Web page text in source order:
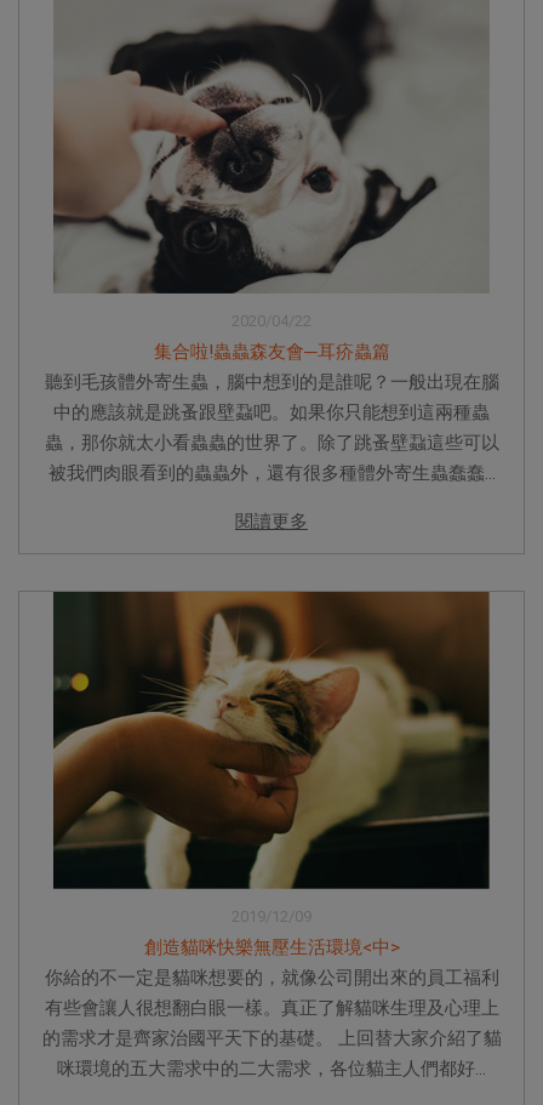
2020/04/22
集合啦!蟲蟲森友會─耳疥蟲篇
聽到毛孩體外寄生蟲，腦中想到的是誰呢？一般出現在腦
中的應該就是跳蚤跟壁蝨吧。如果你只能想到這兩種蟲
蟲，那你就太小看蟲蟲的世界了。除了跳蚤壁蝨這些可以
被我們肉眼看到的蟲蟲外，還有很多種體外寄生蟲蠢蠢...
閱讀更多
2019/12/09
創造貓咪快樂無壓生活環境<中>
你給的不一定是貓咪想要的，就像公司開出來的員工福利
有些會讓人很想翻白眼一樣。真正了解貓咪生理及心理上
的需求才是齊家治國平天下的基礎。 上回替大家介紹了貓
咪環境的五大需求中的二大需求，各位貓主人們都好...